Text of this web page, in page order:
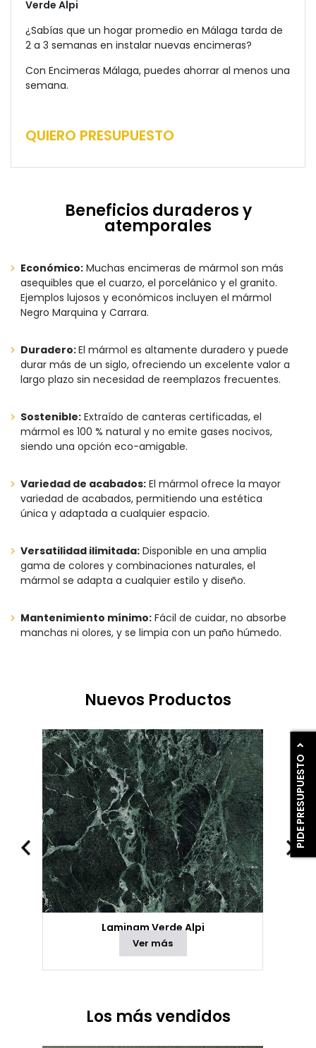
PIDE PRESUPUESTO
Verde Alpi
¿Sabías que un hogar promedio en Málaga tarda de
2 a 3 semanas en instalar nuevas encimeras?
Con Encimeras Málaga, puedes ahorrar al menos una
semana.
QUIERO PRESUPUESTO
Beneficios duraderos y
atemporales
Económico: Muchas encimeras de mármol son más
asequibles que el cuarzo, el porcelánico y el granito.
Ejemplos lujosos y económicos incluyen el mármol
Negro Marquina y Carrara.
Duradero:El mármol es altamente duradero y puede
durar más de un siglo, ofreciendo un excelente valor a
largo plazo sin necesidad de reemplazos frecuentes.
Sostenible: Extraído de canteras certificadas, el
mármol es 100 % natural y no emite gases nocivos,
siendo una opción eco-amigable.
Variedad de acabados: El mármol ofrece la mayor
variedad de acabados, permitiendo una estética
única y adaptada a cualquier espacio.
Versatilidad ilimitada: Disponible en una amplia
gama de colores y combinaciones naturales, el
mármol se adapta a cualquier estilo y diseño.
Mantenimiento mínimo: Fácil de cuidar, no absorbe
manchas ni olores, y se limpia con un paño húmedo.
Nuevos Productos
Laminam Verde Alpi
Ver más
Los más vendidos